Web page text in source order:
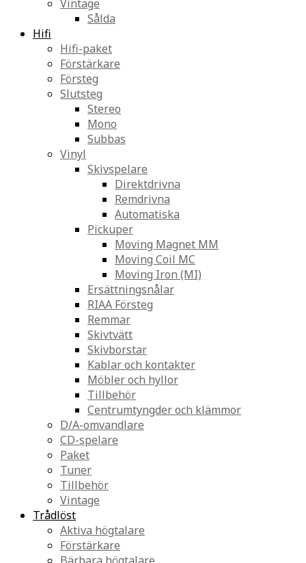
Vintage
Sålda
Hifi
Hifi-paket
Förstärkare
Försteg
Slutsteg
Stereo
Mono
Subbas
Vinyl
Skivspelare
Direktdrivna
Remdrivna
Automatiska
Pickuper
Moving Magnet MM
Moving Coil MC
Moving Iron (MI)
Ersättningsnålar
RIAA Försteg
Remmar
Skivtvätt
Skivborstar
Kablar och kontakter
Möbler och hyllor
Tillbehör
Centrumtyngder och klämmor
D/A-omvandlare
CD-spelare
Paket
Tuner
Tillbehör
Vintage
Trådlöst
Aktiva högtalare
Förstärkare